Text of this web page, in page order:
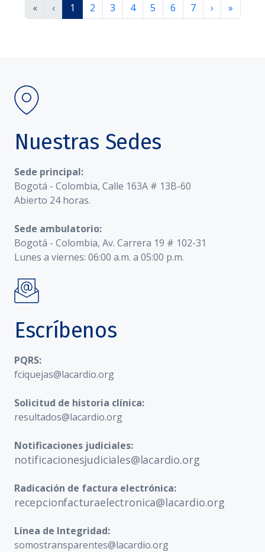
« ‹ 1 2 3 4 5 6 7 › »
Nuestras Sedes
Sede principal:
Bogotá - Colombia, Calle 163A # 13B-60
Abierto 24 horas.
Sede ambulatorio:
Bogotá - Colombia, Av. Carrera 19 # 102-31
Lunes a viernes: 06:00 a.m. a 05:00 p.m.
Escríbenos
PQRS:
fciquejas@lacardio.org
Solicitud de historia clínica:
resultados@lacardio.org
Notificaciones judiciales:
notificacionesjudiciales@lacardio.org
Radicación de factura electrónica:
recepcionfacturaelectronica@lacardio.org
Línea de Integridad:
somostransparentes@lacardio.org